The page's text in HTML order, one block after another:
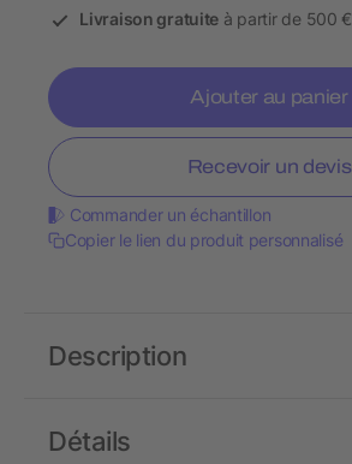
Livraison gratuite à partir de 500 €
Ajouter au panier
Recevoir un devis
Commander un échantillon
Copier le lien du produit personnalisé
Détails
Description